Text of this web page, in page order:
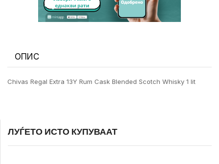
ОПИС
Chivas Regal Extra 13Y Rum Cask Blended Scotch Whisky 1 lit
ЛУЃЕТО ИСТО КУПУВААТ